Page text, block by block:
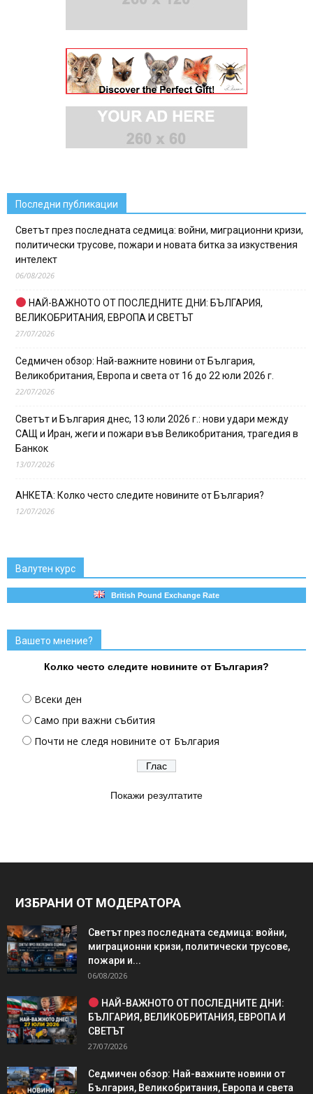
Последни публикации
Светът през последната седмица: войни, миграционни кризи,
политически трусове, пожари и новата битка за изкуствения
интелект
06/08/2026
НАЙ-ВАЖНОТО ОТ ПОСЛЕДНИТЕ ДНИ: БЪЛГАРИЯ,
ВЕЛИКОБРИТАНИЯ, ЕВРОПА И СВЕТЪТ
27/07/2026
Седмичен обзор: Най-важните новини от България,
Великобритания, Европа и света от 16 до 22 юли 2026 г.
22/07/2026
Светът и България днес, 13 юли 2026 г.: нови удари между
САЩ и Иран, жеги и пожари във Великобритания, трагедия в
Банкок
13/07/2026
АНКЕТА: Колко често следите новините от България?
12/07/2026
Валутен курс
British Pound Exchange Rate
Вашето мнение?
Колко често следите новините от България?
Всеки ден
Само при важни събития
Почти не следя новините от България
Покажи резултатите
ИЗБРАНИ ОТ МОДЕРАТОРА
Светът през последната седмица: войни,
миграционни кризи, политически трусове,
пожари и...
06/08/2026
НАЙ-ВАЖНОТО ОТ ПОСЛЕДНИТЕ ДНИ:
БЪЛГАРИЯ, ВЕЛИКОБРИТАНИЯ, ЕВРОПА И
СВЕТЪТ
27/07/2026
Седмичен обзор: Най-важните новини от
България, Великобритания, Европа и света